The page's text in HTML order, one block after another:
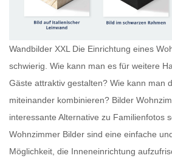
Wandbilder XXL Die Einrichtung eines
schwierig. Wie kann man es für weitere
Gäste attraktiv gestalten? Wie kann man
miteinander kombinieren? Bilder
interessante Alternative zu Familienfotos
Wohnzimmer Bilder sind eine einfache
Möglichkeit, die Inneneinrichtung